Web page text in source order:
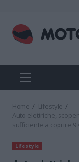
content
PRIMARY
MENU
Home
Lifestyle
Auto elettriche,
sufficiente a coprire
Lifestyle